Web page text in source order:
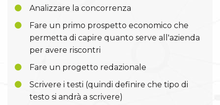
Analizzare la concorrenza
Fare un primo prospetto economico che
permetta di capire quanto serve all'azienda
per avere riscontri
Fare un progetto redazionale
Scrivere i testi (quindi definire che tipo di
testo si andrà a scrivere)